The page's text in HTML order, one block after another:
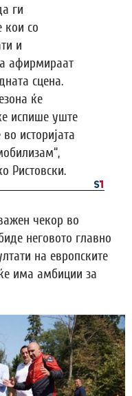
ги
кои со
и
афирмираат
сцена.
ќе
испише уште
историјата
Ристовски.
чекор во
неговото главно
на европските
има амбиции за